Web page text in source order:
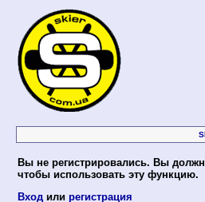
Вы не регистрировались. Вы
чтобы использовать эту функцию.
Вход или регистрация